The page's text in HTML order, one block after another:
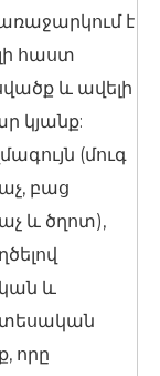
է
հաստ
և ավելի
կյանք:
(մուգ
բաց
և ծղոտ),
և
որը